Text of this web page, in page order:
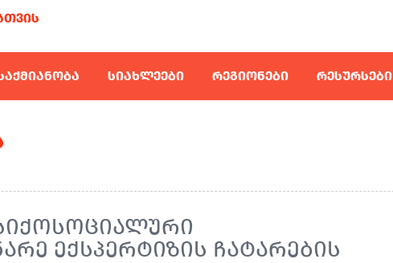
ᲡᲘᲐᲮᲚᲔᲔᲑᲘ ᲠᲔᲒᲘᲝᲜᲔᲑᲘ ᲠᲔᲡᲣᲠᲡᲔᲑᲘ
ᲔᲥᲡᲞᲔᲠᲢᲘᲖᲘᲡ ᲩᲐᲢᲐᲠᲔᲑᲘᲡ